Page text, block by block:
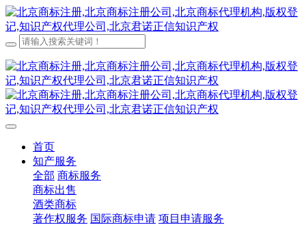
首页
知产服务
全部 商标服务
商标出售
酒类商标
著作权服务 国际商标申请 项目申请服务